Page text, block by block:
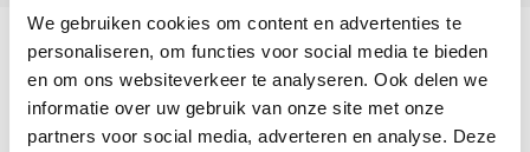
We gebruiken cookies om content en advertenties te
personaliseren, om functies voor social media te bieden
en om ons websiteverkeer te analyseren. Ook delen we
informatie over uw gebruik van onze site met onze
partners voor social media, adverteren en analyse. Deze
BESCHRIJVING